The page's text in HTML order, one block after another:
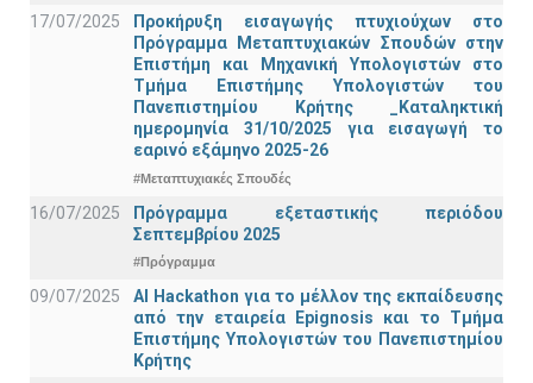
17/07/2025
Προκήρυξη εισαγωγής πτυχιούχων στo
Πρόγραμμα Μεταπτυχιακών Σπουδών στην
Επιστήμη και Μηχανική Υπολογιστών στο
Τμήμα Eπιστήμης Υπολογιστών του
Πανεπιστημίου Κρήτης _Καταληκτική
ημερομηνία 31/10/2025 για εισαγωγή το
εαρινό εξάμηνο 2025-26
#Μεταπτυχιακές Σπουδές
16/07/2025
Πρόγραμμα εξεταστικής περιόδου
Σεπτεμβρίου 2025
#Πρόγραμμα
09/07/2025
AI Hackathon για το μέλλον της εκπαίδευσης
από την εταιρεία Epignosis και το Τμήμα
Επιστήμης Υπολογιστών του Πανεπιστημίου
Κρήτης